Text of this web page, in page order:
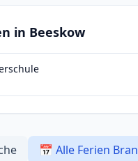
in Beeskow
📅 Alle Ferien